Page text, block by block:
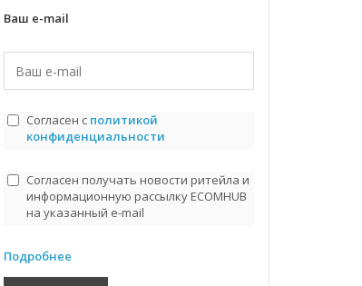
Ваш e-mail
Согласен с политикой
конфиденциальности
Согласен получать новости ритейла и
информационную рассылку ECOMHUB
на указанный e-mail
Подробнее